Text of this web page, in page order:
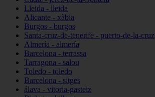
Lleida - lleida
Alicante - xàbia
Burgos - burgos
Santa-cruz-de-tenerife - puerto-de-la-cruz
Almería - almería
Barcelona - terrassa
Tarragona - salou
Toledo - toledo
Barcelona - sitges
álava - vitoria-gasteiz